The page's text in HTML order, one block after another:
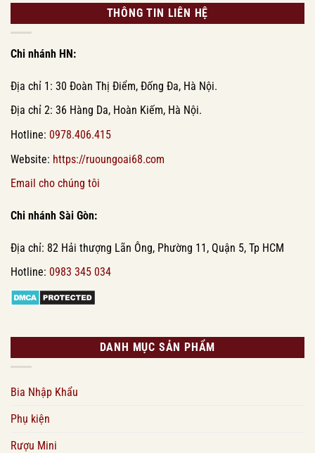
THÔNG TIN LIÊN HỆ
Chi nhánh HN:
Địa chỉ 1: 30 Đoàn Thị Điểm, Đống Đa, Hà Nội.
Địa chỉ 2: 36 Hàng Da, Hoàn Kiếm, Hà Nội.
Hotline: 0978.406.415
Website: https://ruoungoai68.com
Email cho chúng tôi
Chi nhánh Sài Gòn:
Địa chỉ: 82 Hải thượng Lãn Ông, Phường 11, Quận 5, Tp HCM
Hotline: 0983 345 034
DANH MỤC SẢN PHẨM
Bia Nhập Khẩu
Phụ kiện
Rượu Mini